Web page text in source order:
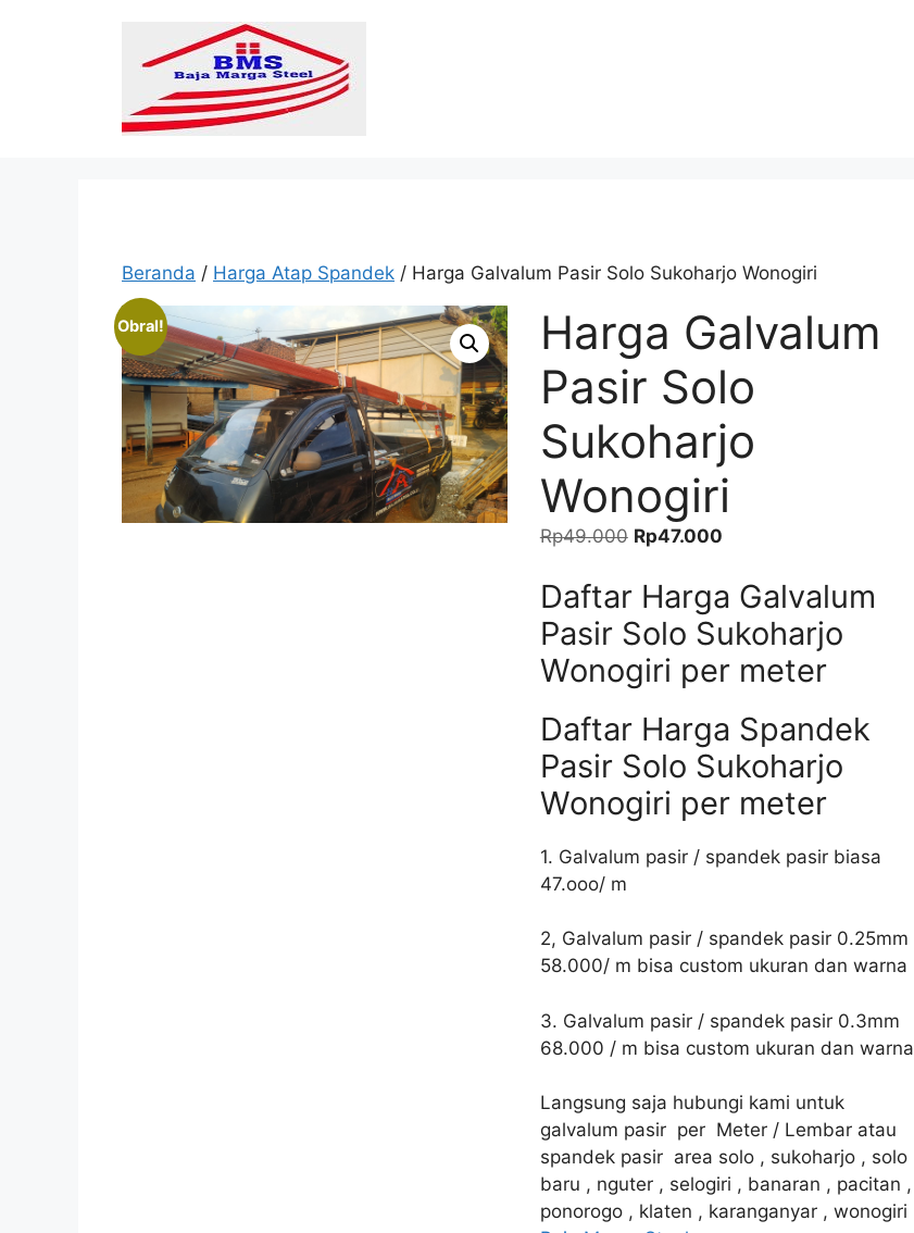
Beranda / Harga Atap Spandek / Harga Galvalum Pasir Solo Sukoharjo Wonogiri
Obral!
Harga Galvalum
Pasir Solo
Sukoharjo
Wonogiri
Rp49.000 Harga
adalah:
Rp49.000.
Rp47.000Harga
ini
adalah:
Rp47.000.
Daftar Harga Galvalum
Pasir Solo Sukoharjo
Wonogiri per meter
Daftar Harga Spandek
Pasir Solo Sukoharjo
Wonogiri per meter
1. Galvalum pasir / spandek pasir biasa
47.ooo/ m
2, Galvalum pasir / spandek pasir 0.25mm
58.000/ m bisa custom ukuran dan warna
3. Galvalum pasir / spandek pasir 0.3mm
68.000 / m bisa custom ukuran dan warna
Langsung saja hubungi kami untuk
galvalum pasir per Meter / Lembar atau
spandek pasir area solo , sukoharjo , solo
baru , nguter , selogiri , banaran , pacitan ,
ponorogo , klaten , karanganyar , wonogiri